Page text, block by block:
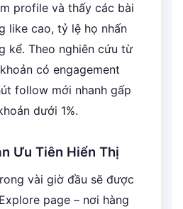
profile và thấy các bài
like cao, tỷ lệ họ nhấn
kể. Theo nghiên cứu từ
có engagement
follow mới nhanh gấp
dưới 1%.
Ưu Tiên Hiển Thị
vài giờ đầu sẽ được
page – nơi hàng